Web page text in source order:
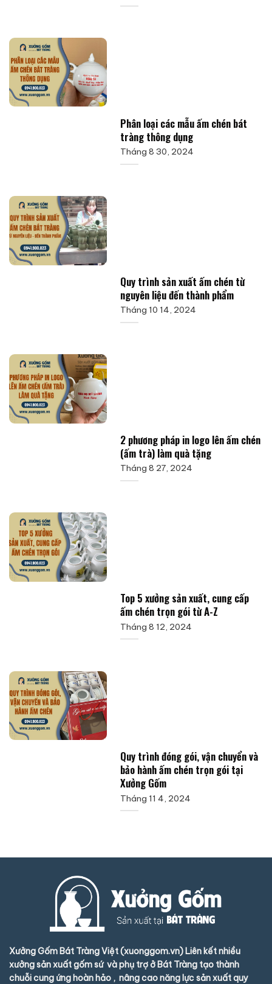
Phân loại các mẫu ấm chén bát
tràng thông dụng
Tháng 8 30, 2024
Quy trình sản xuất ấm chén từ
nguyên liệu đến thành phẩm
Tháng 10 14, 2024
2 phương pháp in logo lên ấm chén
(ấm trà) làm quà tặng
Tháng 8 27, 2024
Top 5 xưởng sản xuất, cung cấp
ấm chén trọn gói từ A-Z
Tháng 8 12, 2024
Quy trình đóng gói, vận chuyển và
bảo hành ấm chén trọn gói tại
Xưởng Gốm
Tháng 11 4, 2024
Xưởng Gốm Bát Tràng Việt (xuonggom.vn) Liên kết nhiều
xưởng sản xuất gốm sứ và phụ trợ ở Bát Tràng tạo thành
chuỗi cung ứng hoàn hảo , nâng cao năng lực sản xuất quy